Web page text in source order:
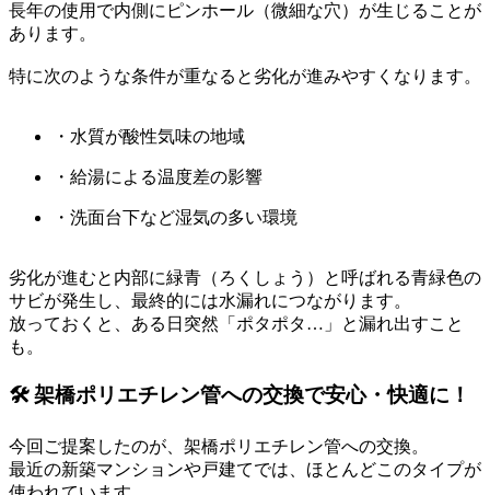
長年の使用で内側にピンホール（微細な穴）が生じることが
あります。
特に次のような条件が重なると劣化が進みやすくなります。
・水質が酸性気味の地域
・給湯による温度差の影響
・洗面台下など湿気の多い環境
劣化が進むと内部に緑青（ろくしょう）と呼ばれる青緑色の
サビが発生し、最終的には水漏れにつながります。
放っておくと、ある日突然「ポタポタ…」と漏れ出すこと
も。
🛠 架橋ポリエチレン管への交換で安心・快適に！
今回ご提案したのが、架橋ポリエチレン管への交換。
最近の新築マンションや戸建てでは、ほとんどこのタイプが